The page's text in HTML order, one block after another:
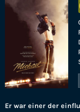
Er war einer der